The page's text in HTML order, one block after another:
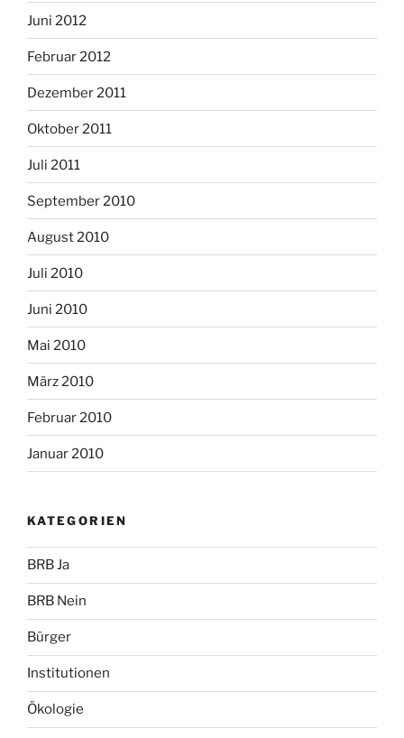
Juni 2012
Februar 2012
Dezember 2011
Oktober 2011
Juli 2011
September 2010
August 2010
Juli 2010
Juni 2010
Mai 2010
März 2010
Februar 2010
Januar 2010
KATEGORIEN
BRB Ja
BRB Nein
Bürger
Institutionen
Ökologie